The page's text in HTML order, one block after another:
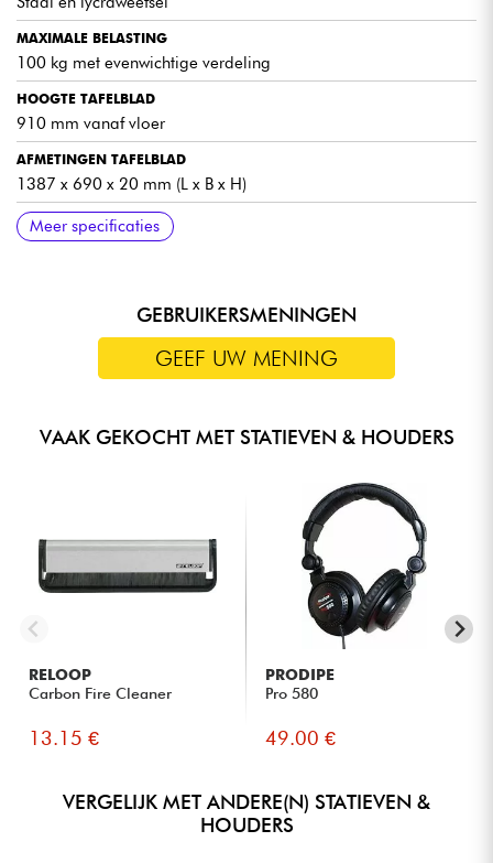
MAXIMALE BELASTING
100 kg met evenwichtige verdeling
HOOGTE TAFELBLAD
910 mm vanaf vloer
AFMETINGEN TAFELBLAD
1387 x 690 x 20 mm (L x B x H)
AFMETINGEN
1430 x 715 x 1315 mm (L x B x H)
GEWICHT
21,60 kg
INBEGREPEN ACCESSOIRES
2 zwarte en witte lycra's + draagtas
Meer specificaties
GEBRUIKERSMENINGEN
GEEF UW MENING
VAAK GEKOCHT MET STATIEVEN & HOUDERS
RELOOP
Carbon Fire Cleaner
13.15 €
PRODIPE
Pro 580
49.00 €
VERGELIJK MET ANDERE(N) STATIEVEN &
HOUDERS